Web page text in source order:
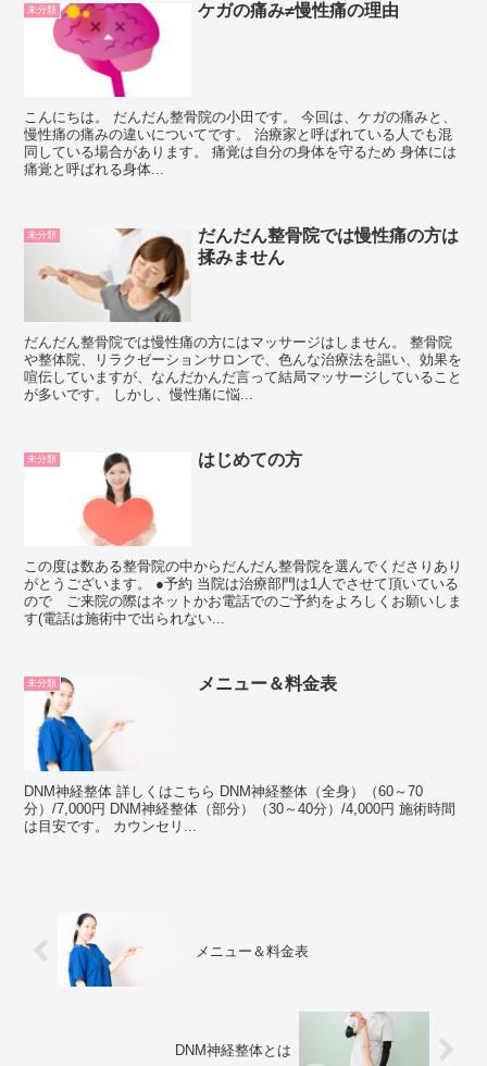
未分類 ケガの痛み≠慢性痛の理由
こんにちは。 だんだん整骨院の小田です。 今回は、ケガの痛みと、
慢性痛の痛みの違いについてです。 治療家と呼ばれている人でも混
同している場合があります。 痛覚は自分の身体を守るため 身体には
痛覚と呼ばれる身体...
未分類
だんだん整骨院では慢性痛の方は
揉みません
だんだん整骨院では慢性痛の方にはマッサージはしません。 整骨院
や整体院、リラクゼーションサロンで、色んな治療法を謳い、効果を
喧伝していますが、なんだかんだ言って結局マッサージしていること
が多いです。 しかし、慢性痛に悩...
未分類 はじめての方
この度は数ある整骨院の中からだんだん整骨院を選んでくださりあり
がとうございます。 ●予約 当院は治療部門は1人でさせて頂いている
ので ご来院の際はネットかお電話でのご予約をよろしくお願いしま
す(電話は施術中で出られない...
未分類 メニュー＆料金表
DNM神経整体 詳しくはこちら DNM神経整体（全身）（60～70
分）/7,000円 DNM神経整体（部分）（30～40分）/4,000円 施術時間
は目安です。 カウンセリ...
メニュー＆料金表
DNM神経整体とは